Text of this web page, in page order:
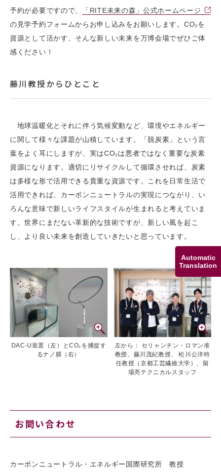
Automatic
Translation
予約が必要ですので、
「RITE未来の森」公式ホームページ
の見学予約フォームからお申し込みをお願いします。CO₂を
資源として活かす、そんな新しい未来を万博会場でぜひご体
感ください！
藤川教授からひとこと
地球温暖化とそれに伴う気候変動など、環境やエネルギー
に関して様々な課題が山積しています。「脱炭素」という言
葉をよく耳にしますが、実はCO₂は悪者ではなく重要な炭素
資源になります。適切にリサイクルして循環させれば、炭素
は多様な形で活用できる貴重な資源です。これを日常生活で
活用できれば、カーボンニュートラルの実現につながり、い
ろんな意味で新しいライフスタイルが生まれると考えていま
す。世界にまだない革新的な技術ですが、新しい風を起こ
し、より良い未来を創造していきたいと思っています。
DAC-U装置（左）とCO₂を捕捉す
るナノ膜（右）
左から： セリャンチン・ロマン准
教授、藤川茂紀教授、 松川公洋特
任教授（京都工芸繊維大学）、留
場亮テクニカルスタッフ
お問い合わせ
カーボンニュートラル・エネルギー国際研究所 教授